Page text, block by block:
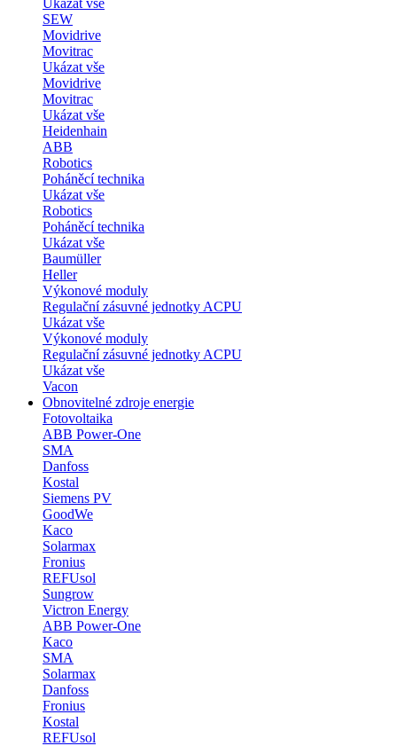
Ukázat vše
SEW
Movidrive
Movitrac
Ukázat vše
Movidrive
Movitrac
Ukázat vše
Heidenhain
ABB
Robotics
Poháněcí technika
Ukázat vše
Robotics
Poháněcí technika
Ukázat vše
Baumüller
Heller
Výkonové moduly
Regulační zásuvné jednotky ACPU
Ukázat vše
Výkonové moduly
Regulační zásuvné jednotky ACPU
Ukázat vše
Vacon
Obnovitelné zdroje energie
Fotovoltaika
ABB Power-One
SMA
Danfoss
Kostal
Siemens PV
GoodWe
Kaco
Solarmax
Fronius
REFUsol
Sungrow
Victron Energy
ABB Power-One
Kaco
SMA
Solarmax
Danfoss
Fronius
Kostal
REFUsol